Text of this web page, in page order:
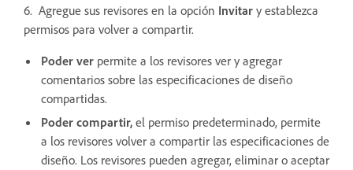
6. Agregue sus revisores en la opción Invitar y establezca
permisos para volver a compartir.
Poder ver permite a los revisores ver y agregar
comentarios sobre las especificaciones de diseño
compartidas.
Poder compartir, el permiso predeterminado, permite
a los revisores volver a compartir las especificaciones de
diseño. Los revisores pueden agregar, eliminar o aceptar